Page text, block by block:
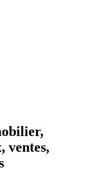
ventes,